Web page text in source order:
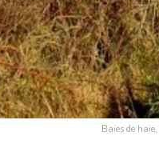
Baies de